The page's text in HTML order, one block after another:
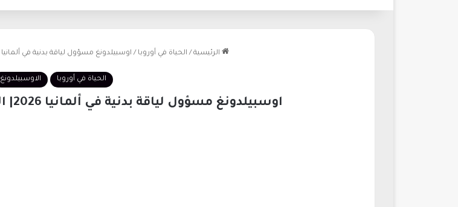
الرئيسية / الحياة في أوروبا / اوسبيلدونغ مسؤول لياقة بدنية في ألمانيا 2026| الراتب والشروط وطريقة التقديم
الحياة في أوروبا الاوسبيلدونغ
اوسبيلدونغ مسؤول لياقة بدنية في ألمانيا 2026| الراتب والشروط وطريقة التقديم